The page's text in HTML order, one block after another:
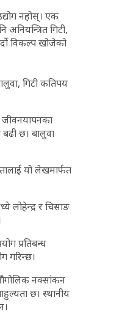
नहोस्। एक
गिटी,
विकल्प खोजेको
गिटी कतिपय
बढी छ। बालुवा
यो लेखमार्फत
लोहेन्द्र र चिसाङ
प्रतिबन्ध
गरिन्छ।
नक्सांकन
छ। स्थानीय